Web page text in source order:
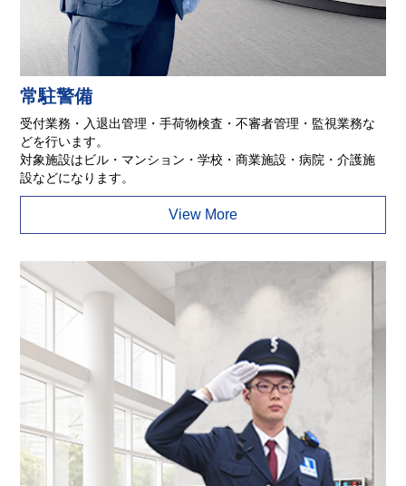
常駐警備
受付業務・入退出管理・手荷物検査・不審者管理・監視業務な
どを行います。
対象施設はビル・マンション・学校・商業施設・病院・介護施
設などになります。
View More